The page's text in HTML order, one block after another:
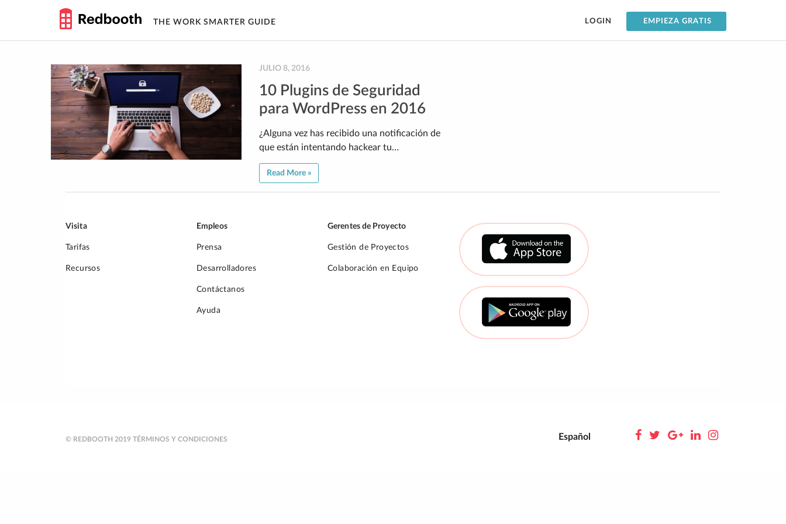
THE WORK SMARTER GUIDE LOGIN EMPIEZA GRATIS
JULIO 8, 2016
10 Plugins de Seguridad
para WordPress en 2016
¿Alguna vez has recibido una notificación de
que están intentando hackear tu…
Read More »
Visita
Tarifas
Recursos
Empleos
Prensa
Desarrolladores
Contáctanos
Ayuda
Gerentes de Proyecto
Gestión de Proyectos
Colaboración en Equipo
© REDBOOTH 2019 TÉRMINOS Y CONDICIONES Español